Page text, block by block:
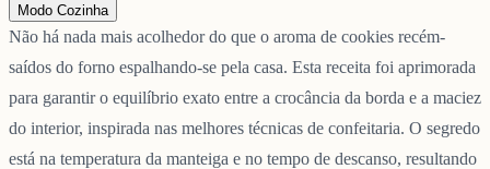
Modo Cozinha
Não há nada mais acolhedor do que o aroma de cookies recém-
saídos do forno espalhando-se pela casa. Esta receita foi aprimorada
para garantir o equilíbrio exato entre a crocância da borda e a maciez
do interior, inspirada nas melhores técnicas de confeitaria. O segredo
está na temperatura da manteiga e no tempo de descanso, resultando